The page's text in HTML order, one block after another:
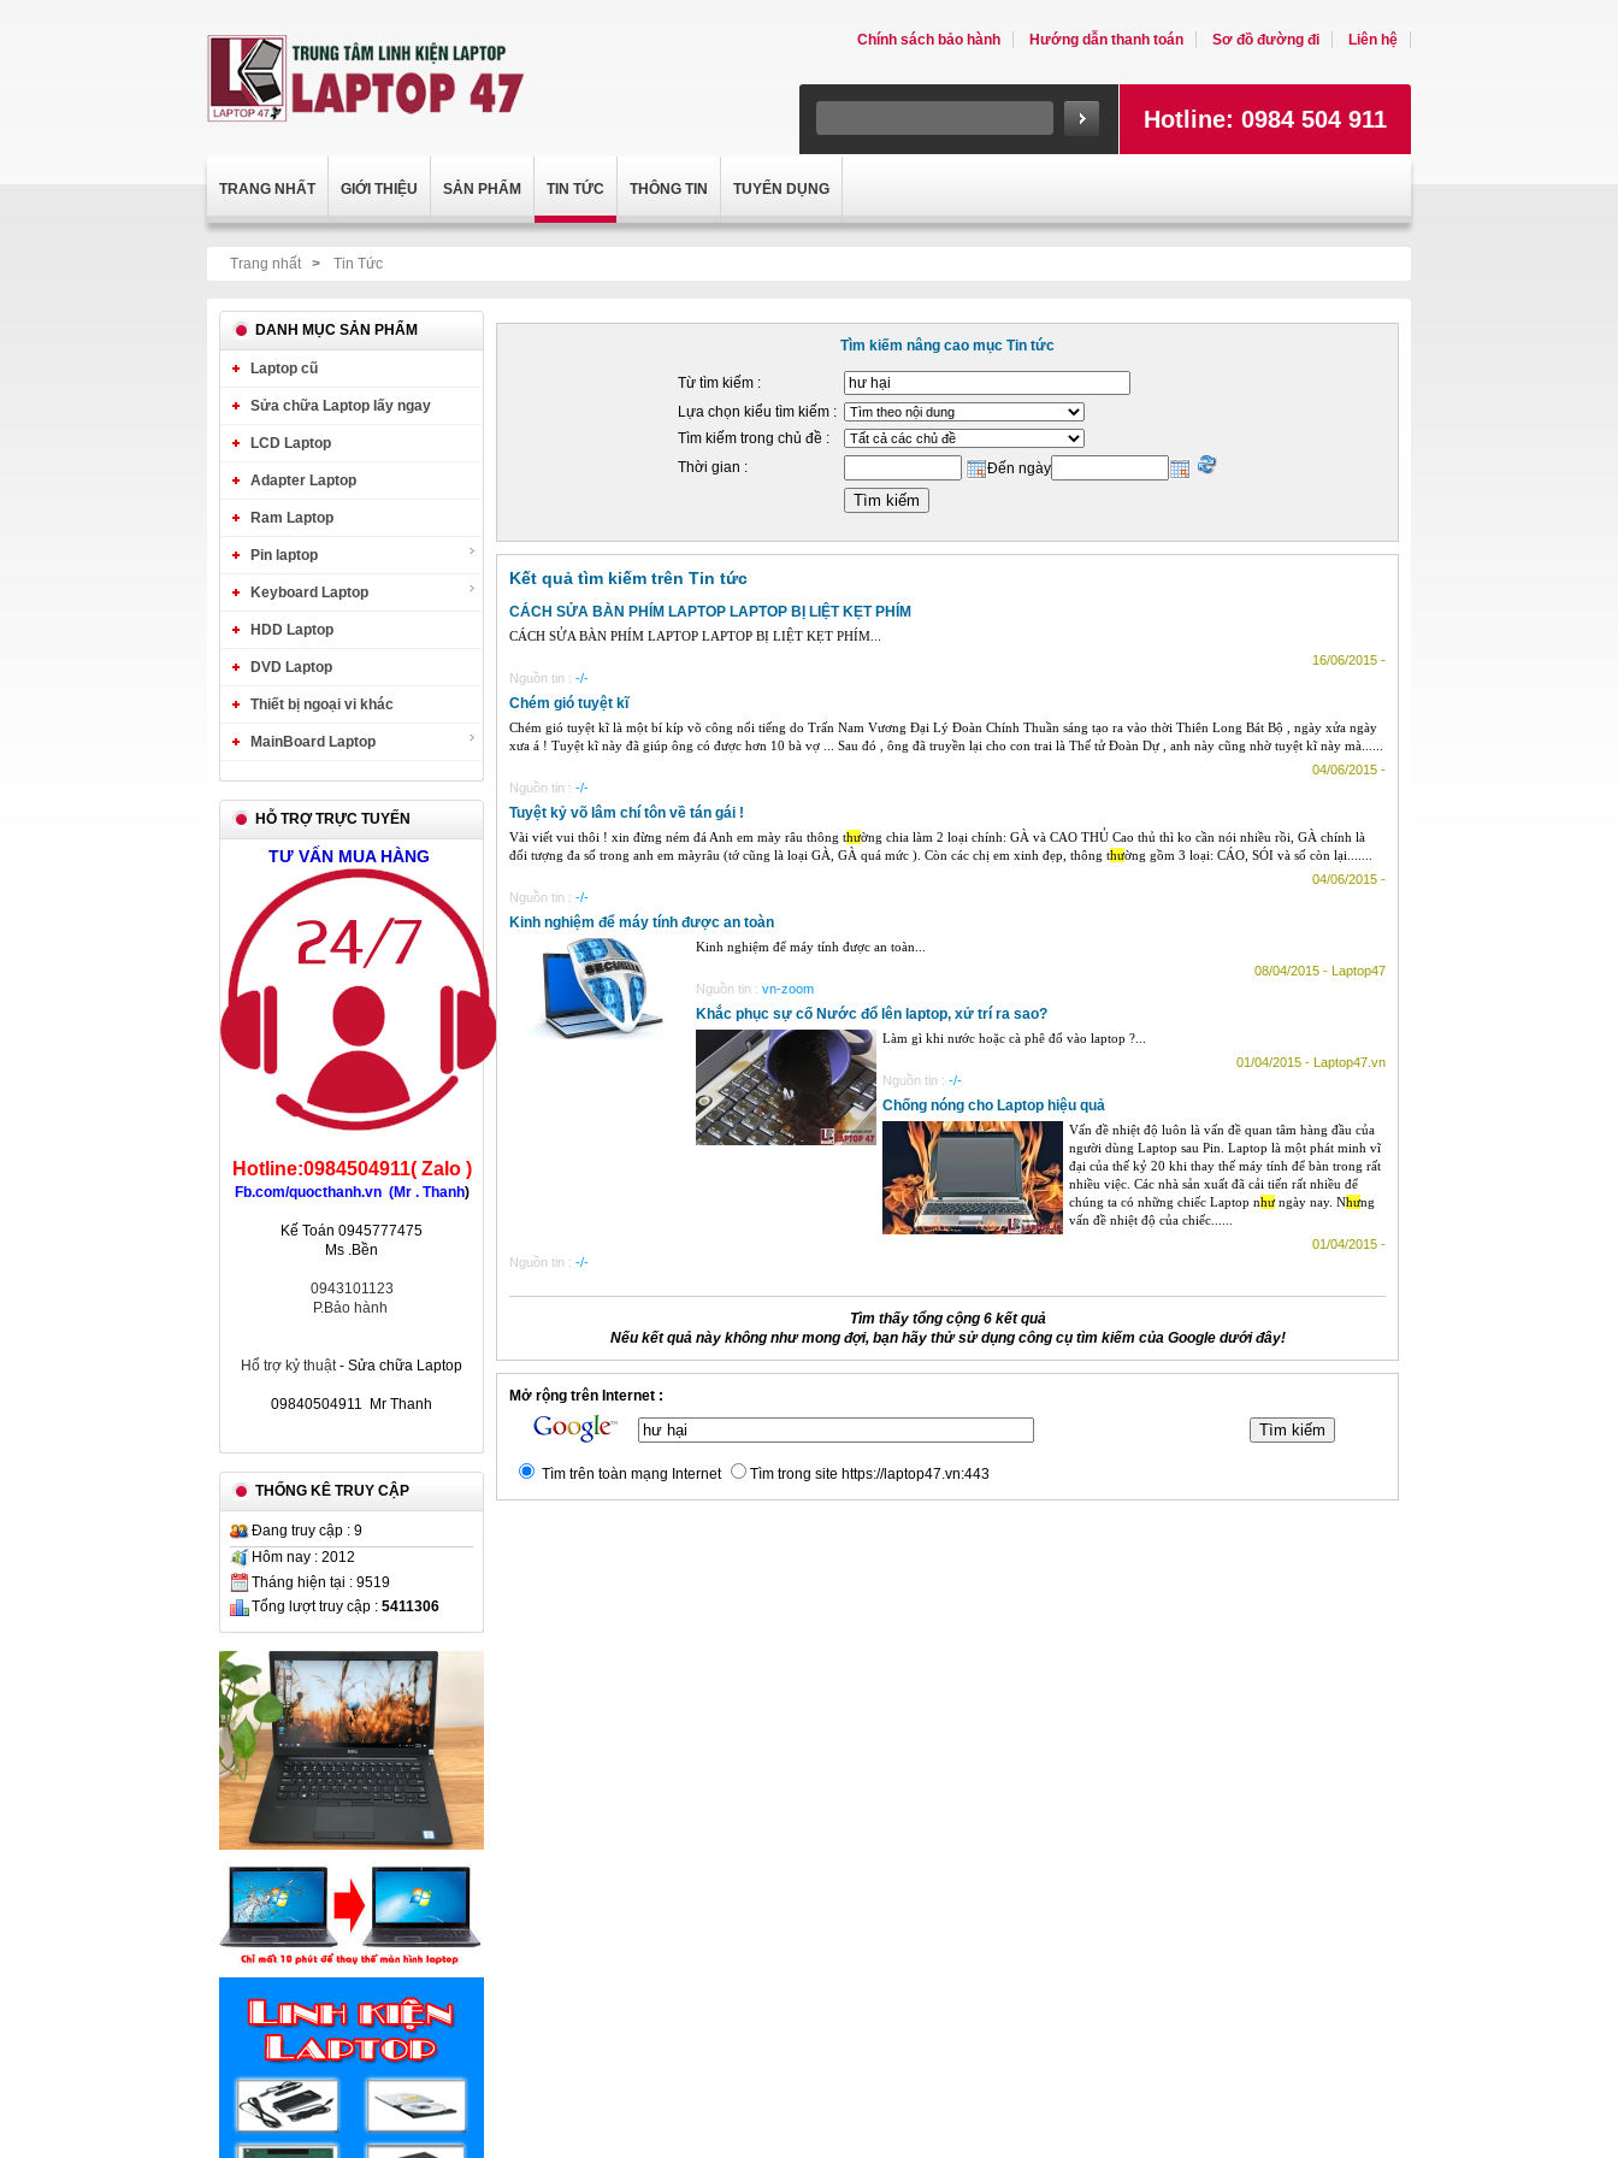
Chính sách bảo hành Hướng dẫn thanh toán Sơ đồ đường đi Liên hệ
Hotline: 0984 504 911
TRANG NHẤT GIỚI THIỆU SẢN PHẨM TIN TỨC THÔNG TIN TUYỂN DỤNG
Trang nhất > Tin Tức
DANH MỤC SẢN PHẨM
Laptop cũ
Sửa chữa Laptop lấy ngay
LCD Laptop
Adapter Laptop
Ram Laptop
Pin laptop
Keyboard Laptop
HDD Laptop
DVD Laptop
Thiết bị ngoại vi khác
MainBoard Laptop
HỖ TRỢ TRỰC TUYẾN
TƯ VẤN MUA HÀNG
Hotline:0984504911( Zalo )
Fb.com/quocthanh.vn (Mr . Thanh)
Kế Toán 0945777475
Ms .Bền
0943101123
P.Bảo hành
Hổ trợ kỷ thuật- Sửa chữa Laptop
09840504911 Mr Thanh
THỐNG KÊ TRUY CẬP
Đang truy cập : 9
Hôm nay : 2012
Tháng hiện tại : 9519
Tổng lượt truy cập : 5411306
Tìm kiếm nâng cao mục Tin tức
Từ tìm kiếm :
Lựa chọn kiểu tìm kiếm :
Tìm kiếm trong chủ đề :
Thời gian :
Đến ngày
Kết quả tìm kiếm trên Tin tức
CÁCH SỬA BÀN PHÍM LAPTOP LAPTOP BỊ LIỆT KẸT PHÍM
CÁCH SỬA BÀN PHÍM LAPTOP LAPTOP BỊ LIỆT KẸT PHÍM...
16/06/2015 -
Nguồn tin : -/-
Chém gió tuyệt kĩ
Chém gió tuyệt kĩ là một bí kíp võ công nổi tiếng do Trấn Nam Vương Đại Lý Đoàn Chính Thuần sáng tạo ra vào thời Thiên Long Bát Bộ , ngày xửa ngày
xưa á ! Tuyệt kĩ này đã giúp ông có được hơn 10 bà vợ ... Sau đó , ông đã truyền lại cho con trai là Thế tử Đoàn Dự , anh này cũng nhờ tuyệt kĩ này mà......
04/06/2015 -
Nguồn tin : -/-
Tuyệt kỷ võ lâm chí tôn về tán gái !
Vài viết vui thôi ! xin đừng ném đá Anh em mày râu thông thường chia làm 2 loại chính: GÀ và CAO THỦ Cao thủ thì ko cần nói nhiều rồi, GÀ chính là
đối tượng đa số trong anh em màyrâu (tớ cũng là loại GÀ, GÀ quá mức ). Còn các chị em xinh đẹp, thông thường gồm 3 loại: CÁO, SÓI và số còn lại.......
04/06/2015 -
Nguồn tin : -/-
Kinh nghiệm để máy tính được an toàn
Kinh nghiệm để máy tính được an toàn...
08/04/2015 - Laptop47
Nguồn tin : vn-zoom
Khắc phục sự cố Nước đổ lên laptop, xử trí ra sao?
Làm gì khi nước hoặc cà phê đổ vào laptop ?...
01/04/2015 - Laptop47.vn
Nguồn tin : -/-
Chống nóng cho Laptop hiệu quả
Vấn đề nhiệt độ luôn là vấn đề quan tâm hàng đầu của
người dùng Laptop sau Pin. Laptop là một phát minh vĩ
đại của thế kỷ 20 khi thay thế máy tính để bàn trong rất
nhiều việc. Các nhà sản xuất đã cải tiến rất nhiều để
chúng ta có những chiếc Laptop nhưngày nay. Nhưng
vấn đề nhiệt độ của chiếc......
01/04/2015 -
Nguồn tin : -/-
Tìm thấy tổng cộng 6 kết quả
Nếu kết quả này không như mong đợi, bạn hãy thử sử dụng công cụ tìm kiếm của Google dưới đây!
Mở rộng trên Internet :
Tìm trên toàn mạng Internet Tìm trong site https://laptop47.vn:443